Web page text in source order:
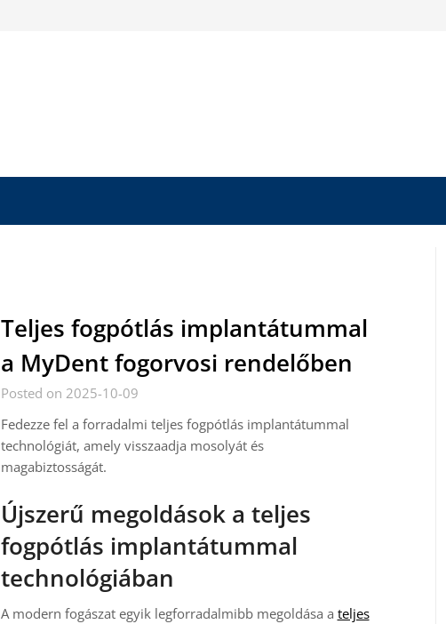
Teljes fogpótlás implantátummal
a MyDent fogorvosi rendelőben
Posted on 2025-10-09
Fedezze fel a forradalmi teljes fogpótlás implantátummal
technológiát, amely visszaadja mosolyát és
magabiztosságát.
Újszerű megoldások a teljes
fogpótlás implantátummal
technológiában
A modern fogászat egyik legforradalmibb megoldása a teljes